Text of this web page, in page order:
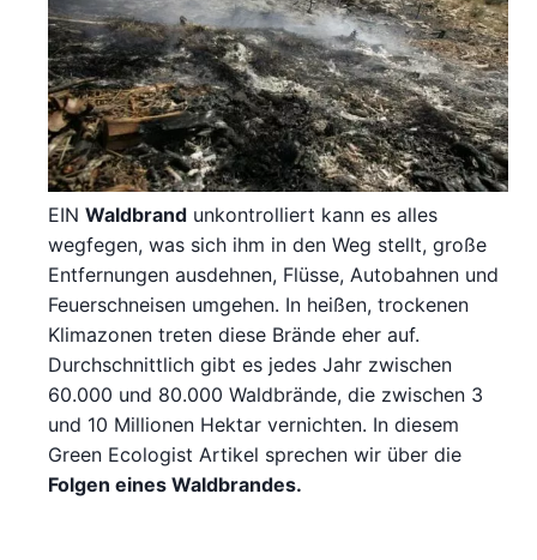
EIN Waldbrand unkontrolliert kann es alles
wegfegen, was sich ihm in den Weg stellt, große
Entfernungen ausdehnen, Flüsse, Autobahnen und
Feuerschneisen umgehen. In heißen, trockenen
Klimazonen treten diese Brände eher auf.
Durchschnittlich gibt es jedes Jahr zwischen
60.000 und 80.000 Waldbrände, die zwischen 3
und 10 Millionen Hektar vernichten. In diesem
Green Ecologist Artikel sprechen wir über die
Folgen eines Waldbrandes.